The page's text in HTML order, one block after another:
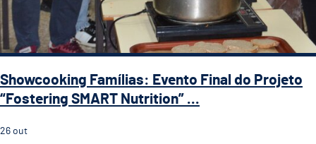
Showcooking Famílias: Evento Final do Projeto
“Fostering SMART Nutrition” ...
26 out